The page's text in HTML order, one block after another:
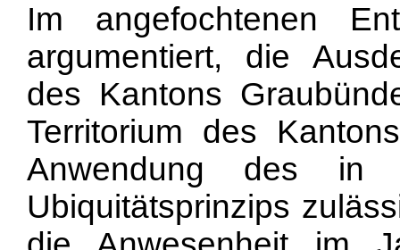
Im angefochtenen
argumentiert, die
des Kantons
Territorium des
Anwendung des in
Ubiquitätsprinzips